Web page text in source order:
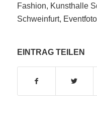
Fashion, Kunsthalle
Schweinfurt,
EINTRAG TEILEN